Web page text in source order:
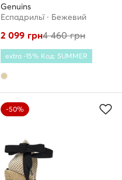
Genuins
Еспадрильї · Бежевий
2 099 грн4 460грн
extra -15% Код: SUMMER
-50%